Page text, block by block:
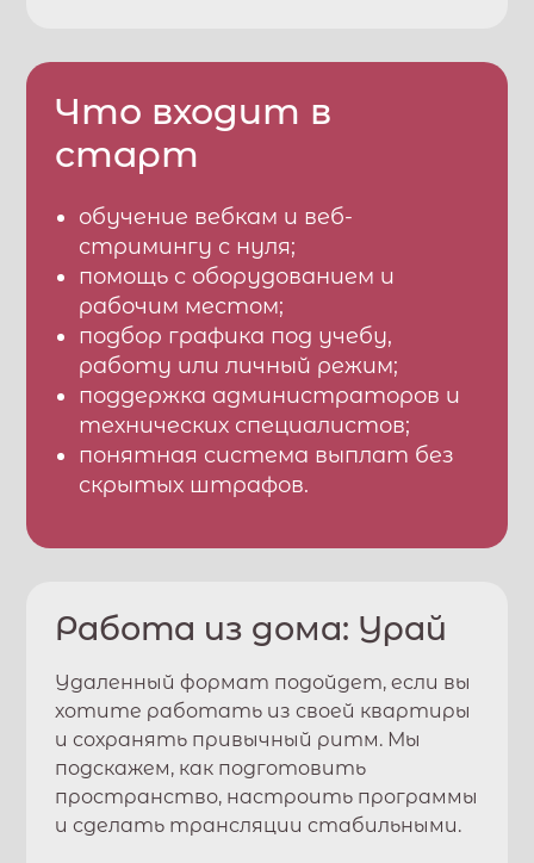
Что входит в
старт
обучение вебкам и веб-
стримингу с нуля;
помощь с оборудованием и
рабочим местом;
подбор графика под учебу,
работу или личный режим;
поддержка администраторов и
технических специалистов;
понятная система выплат без
скрытых штрафов.
Работа из дома: Урай
Удаленный формат подойдет, если вы
хотите работать из своей квартиры
и сохранять привычный ритм. Мы
подскажем, как подготовить
пространство, настроить программы
и сделать трансляции стабильными.